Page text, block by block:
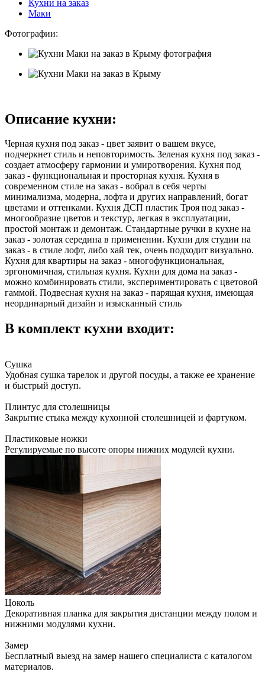
Кухни на заказ
Маки
Фотографии:
Описание кухни:
Черная кухня под заказ - цвет заявит о вашем вкусе,
подчеркнет стиль и неповторимость. Зеленая кухня под заказ -
создает атмосферу гармонии и умиротворения. Кухня под
заказ - функциональная и просторная кухня. Кухня в
современном стиле на заказ - вобрал в себя черты
минимализма, модерна, лофта и других направлений, богат
цветами и оттенками. Кухня ДСП пластик Троя под заказ -
многообразие цветов и текстур, легкая в эксплуатации,
простой монтаж и демонтаж. Стандартные ручки в кухне на
заказ - золотая середина в применении. Кухни для студии на
заказ - в стиле лофт, либо хай тек, очень подходит визуально.
Кухня для квартиры на заказ - многофункциональная,
эргономичная, стильная кухня. Кухни для дома на заказ -
можно комбинировать стили, экспериментировать с цветовой
гаммой. Подвесная кухня на заказ - парящая кухня, имеющая
неординарный дизайн и изысканный стиль
В комплект кухни входит:
Сушка
Удобная сушка тарелок и другой посуды, а также ее хранение
и быстрый доступ.
Плинтус для столешницы
Закрытие стыка между кухонной столешницей и фартуком.
Пластиковые ножки
Регулируемые по высоте опоры нижних модулей кухни.
Цоколь
Декоративная планка для закрытия дистанции между полом и
нижними модулями кухни.
Замер
Бесплатный выезд на замер нашего специалиста с каталогом
материалов.